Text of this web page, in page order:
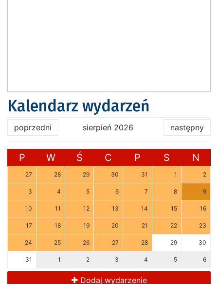
Kalendarz wydarzeń
poprzedni sierpień 2026 następny
P W Ś C P S N
27 28 29 30 31 1 2
3 4 5 6 7 8 9
10 11 12 13 14 15 16
17 18 19 20 21 22 23
24 25 26 27 28 29 30
31 1 2 3 4 5 6
Dodaj wydarzenie